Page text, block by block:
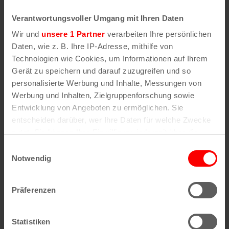
Verantwortungsvoller Umgang mit Ihren Daten
Wir und unsere 1 Partner verarbeiten Ihre persönlichen
Daten, wie z. B. Ihre IP-Adresse, mithilfe von
Technologien wie Cookies, um Informationen auf Ihrem
Gerät zu speichern und darauf zuzugreifen und so
personalisierte Werbung und Inhalte, Messungen von
Werbung und Inhalten, Zielgruppenforschung sowie
Entwicklung von Angeboten zu ermöglichen. Sie
entscheiden darüber, wer Ihre Daten für welche Zwecke
Trigger Symbol ändern oder widerrufen
Informationen über Ihre geografische Lage
können
Notwendig
Präferenzen
Statistiken
vegetarisches/veganes Essen und – wie es sich für
einen Weihnachtsmarkt gehört – natürlich
Glühwein und Waffeln!
Bürgerhaus Stollwerck , Dreikönigenstr. 23,
50678 Köln
06. & 07. Dezember 2025, 11 bis 19 Uhr
Die alternativen Weihnachtsmärkte in Köln